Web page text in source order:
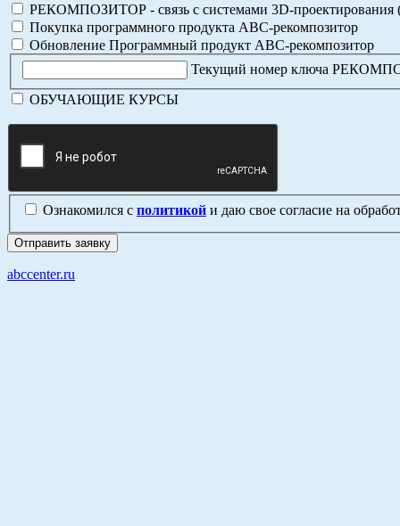
РЕКОМПОЗИТОР - связь с системами 3D-проектирования
Покупка программного продукта АВС-рекомпозитор
Обновление Программный продукт АВС-рекомпозитор
Текущий номер ключа
ОБУЧАЮЩИЕ КУРСЫ
Ознакомился с политикой и даю свое согласие на
abccenter.ru